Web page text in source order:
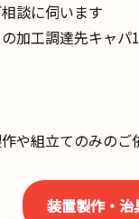
談に伺います
加工調達先キャパ
や組立てのみのご
装置製作・治